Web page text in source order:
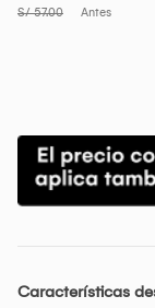
S/ 57.00 Antes
Características